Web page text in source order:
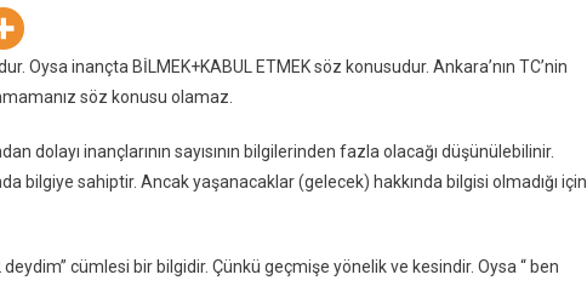
Oysa inançta BİLMEK+KABUL ETMEK söz konusudur. Ankara’nın TC’nin
söz konusu olamaz.
dolayı inançlarının sayısının bilgilerinden fazla olacağı düşünülebilinir.
bilgiye sahiptir. Ancak yaşanacaklar (gelecek) hakkında bilgisi olmadığı için
cümlesi bir bilgidir. Çünkü geçmişe yönelik ve kesindir. Oysa “ ben